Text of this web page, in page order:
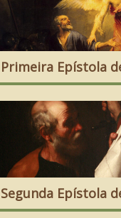
Epístola
Epístola